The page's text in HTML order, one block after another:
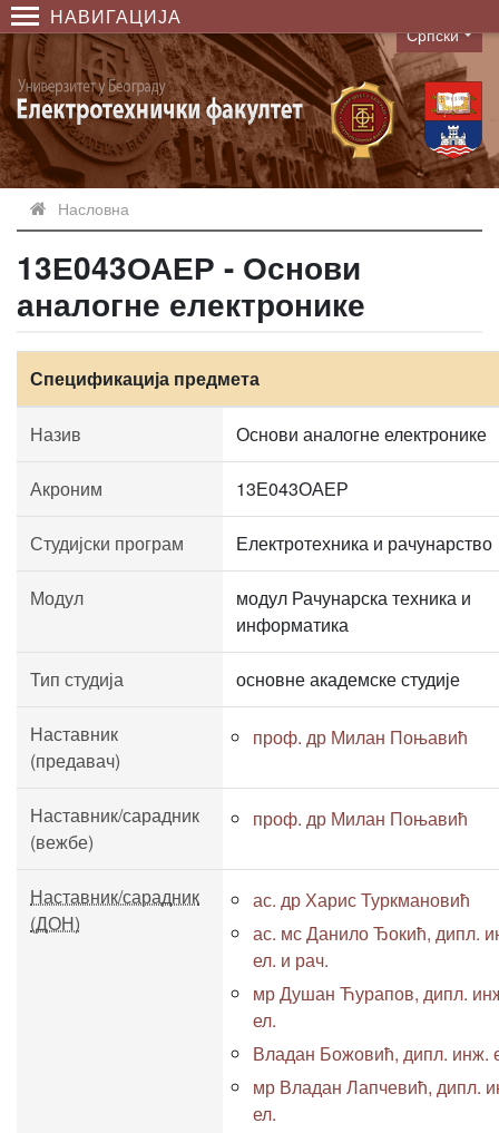
НАВИГАЦИЈА
Language
Српски
Насловна
13Е043ОАЕР - Основи
аналогне електронике
Спецификација предмета
Назив Основи аналогне електронике
Акроним 13Е043ОАЕР
Студијски програм Електротехника и рачунарство
Модул
модул Рачунарска техника и
информатика
Тип студија основне академске студије
Наставник
(предавач)
проф. др Милан Поњавић
Наставник/сарадник
(вежбе)
проф. др Милан Поњавић
Наставник/сарадник
(ДОН)
ас. др Харис Туркмановић
ас. мс Данило Ђокић, дипл.
ел. и рач.
мр Душан Ћурапов, дипл.
ел.
Владан Божовић, дипл. инж.
мр Владан Лапчевић, дипл.
ел.